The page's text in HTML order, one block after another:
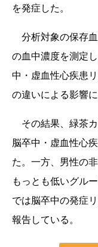
を発症した。
分析対象の保存
の血中濃度を測定
中・虚血性心疾患
の違いによる影響
その結果、緑茶カ
脳卒中・虚血性心
た。一方、男性の
もっとも低いグル
では脳卒中の発症
報告している。